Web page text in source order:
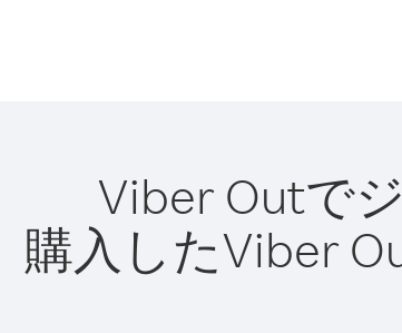
Viber Outで
購入したViber